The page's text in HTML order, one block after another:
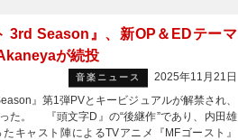
3rd Season』、新OP＆EDテーマ
が続投
音楽ニュース
2025年11月21日
』第1弾PVとキービジュアルが解禁され、
た。 『頭文字D』の“後継作”であり、内田雄
キャスト陣によるTVアニメ『MFゴースト』